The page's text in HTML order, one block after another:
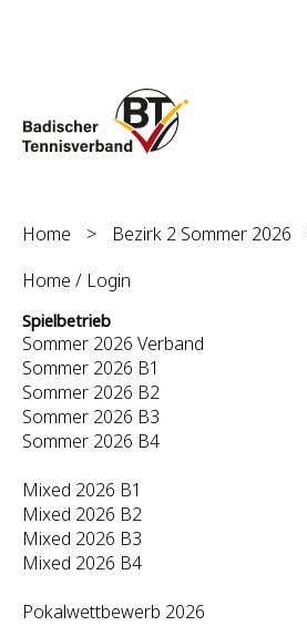
Home > Bezirk 2 Sommer 2026
Home / Login
Spielbetrieb
Sommer 2026 Verband
Sommer 2026 B1
Sommer 2026 B2
Sommer 2026 B3
Sommer 2026 B4
Mixed 2026 B1
Mixed 2026 B2
Mixed 2026 B3
Mixed 2026 B4
Pokalwettbewerb 2026